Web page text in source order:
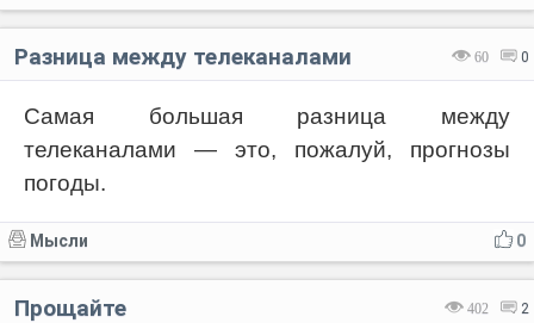
60 0
Разница между телеканалами
Самая большая разница между
телеканалами — это, пожалуй, прогнозы
погоды.
0
Мысли
402 2
Прощайте